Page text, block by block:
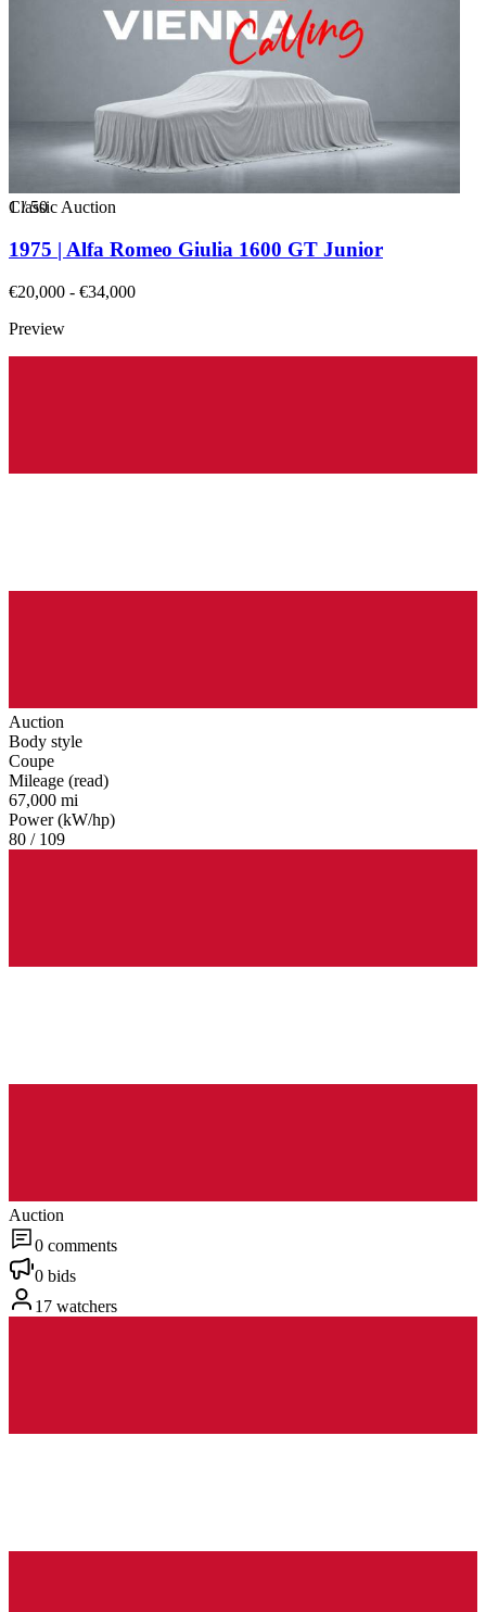
1/50
Classic Auction
1975 | Alfa Romeo Giulia 1600 GT Junior
€20,000 - €34,000
Preview
Auction
Body style
Coupe
Mileage (read)
67,000 mi
Power (kW/hp)
80 / 109
Auction
0 comments
0 bids
17 watchers